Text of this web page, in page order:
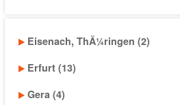
Eisenach, ThÃ¼ringen (2)
Erfurt (13)
Gera (4)